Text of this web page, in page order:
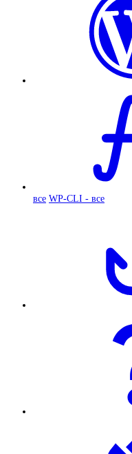
все WP-CLI - все